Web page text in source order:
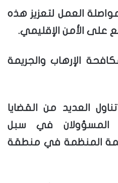
العمل لتعزيز هذه
على الأمن الإقليمي.
الإرهاب والجريمة
العديد من القضايا
المسؤولان في سبل
المنظمة في منطقة